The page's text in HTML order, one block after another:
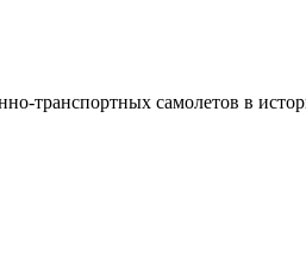
транспортных самолетов в